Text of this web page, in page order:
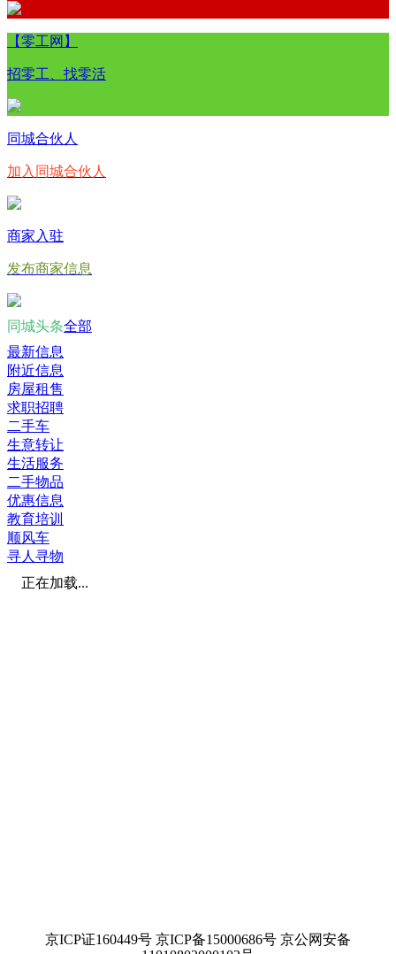
【零工网】
招零工、找零活
同城合伙人
加入同城合伙人
商家入驻
发布商家信息
同城头条全部
最新信息
附近信息
房屋租售
求职招聘
二手车
生意转让
生活服务
二手物品
优惠信息
教育培训
顺风车
寻人寻物
正在加载...
京ICP证160449号 京ICP备15000686号 京公网安备